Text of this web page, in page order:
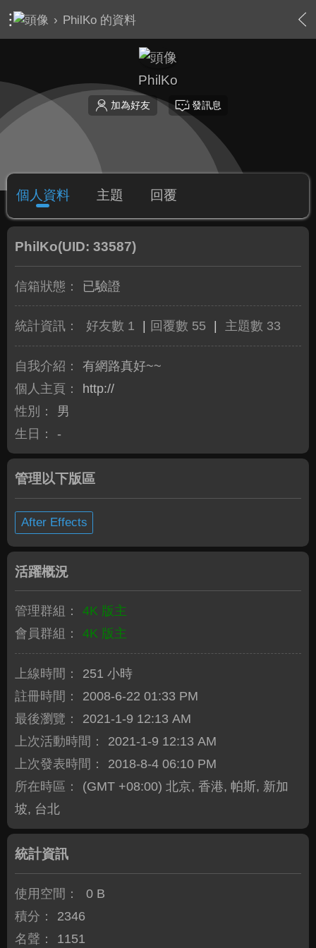
› PhilKo 的資料
PhilKo
加為好友 發訊息
個人資料 主題 回覆
PhilKo(UID: 33587)
信箱狀態： 已驗證
統計資訊： 好友數 1 回覆數 55 主題數 33
自我介紹：
有網路真好~~
個人主頁：
http://
性別：
男
生日：
-
管理以下版區
After Effects
活躍概況
管理群組：
4K 版主
會員群組：
4K 版主
上線時間：
251 小時
註冊時間：
2008-6-22 01:33 PM
最後瀏覽：
2021-1-9 12:13 AM
上次活動時間：
2021-1-9 12:13 AM
上次發表時間：
2018-8-4 06:10 PM
所在時區：
(GMT +08:00) 北京, 香港, 帕斯, 新加
坡, 台北
統計資訊
使用空間：
0 B
積分：
2346
名聲：
1151